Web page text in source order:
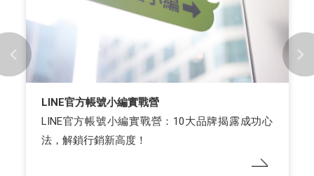
LINE官方帳號小編實戰營
LINE官方帳號小編實戰營：10大品牌揭露成功心
法，解鎖行銷新高度！